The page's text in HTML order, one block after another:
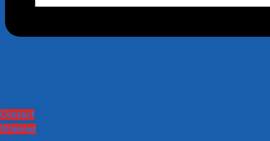
Contact
Sitemap